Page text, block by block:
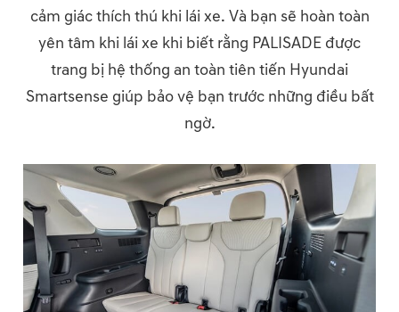
cảm giác thích thú khi lái xe. Và bạn sẽ hoàn toàn
yên tâm khi lái xe khi biết rằng PALISADE được
trang bị hệ thống an toàn tiên tiến Hyundai
Smartsense giúp bảo vệ bạn trước những điều bất
ngờ.